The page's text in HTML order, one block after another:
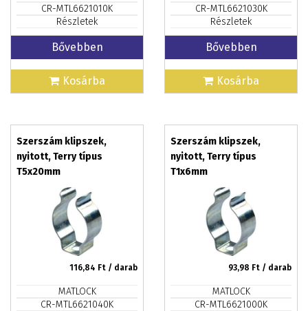
CR-MTL6621010K
Részletek
Bővebben
Kosárba
CR-MTL6621030K
Részletek
Bővebben
Kosárba
Szerszám klipszek,
nyitott, Terry típus
T5x20mm
116,84 Ft / darab
MATLOCK
CR-MTL6621040K
Szerszám klipszek,
nyitott, Terry típus
T1x6mm
93,98 Ft / darab
MATLOCK
CR-MTL6621000K